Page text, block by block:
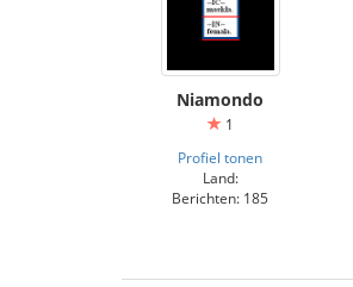
Niamondo
1
Profiel tonen
Land:
Berichten: 185